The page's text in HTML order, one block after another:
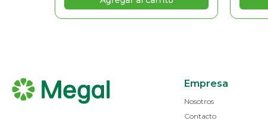
Empresa
Nosotros
Contacto